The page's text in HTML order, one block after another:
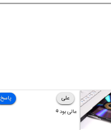
مقاله با مفاهیم مشخصات لنز و نحوه
علی
عالی بود⚘
پاسخ